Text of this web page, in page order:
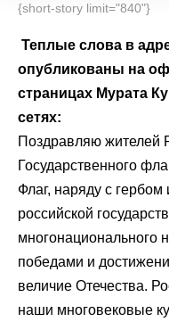
{short-story limit="840"}
Теплые слова в
опубликованы на
страницах Мурата
сетях:
Поздравляю жителей
Государственного
Флаг, наряду с
российской
многонационального
победами и
величие Отечества.
наши многовековые